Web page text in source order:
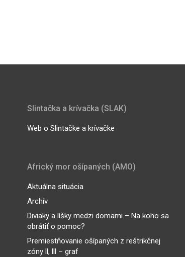
Slintačka a krívačka (SLAK)
Web o Slintačke a krívačke
Africký mor ošípaných (AMO)
Aktuálna situácia
Archív
Diviaky a líšky medzi domami – Na koho sa
obrátiť o pomoc?
Premiestňovanie ošípaných z reštrikčnej
zóny ll, lll – graf